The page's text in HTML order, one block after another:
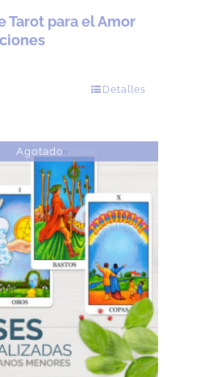
Tarot para el Amor
Detalles
Agotado